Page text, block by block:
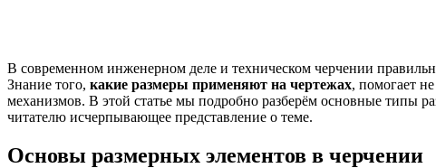
В современном инженерном деле и техническом черчении
Знание того, какие размеры применяют на чертежах, помогает
механизмов. В этой статье мы подробно разберём основные типы
читателю исчерпывающее представление о теме.
Основы размерных элементов в черчении